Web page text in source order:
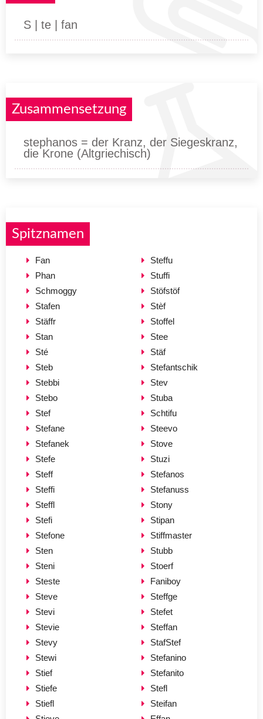
S | te | fan
Zusammensetzung
stephanos = der Kranz, der Siegeskranz,
die Krone (Altgriechisch)
Spitznamen
Fan
Phan
Schmoggy
Stafen
Stäffr
Stan
Sté
Steb
Stebbi
Stebo
Stef
Stefane
Stefanek
Stefe
Steff
Steffi
Steffl
Stefi
Stefone
Sten
Steni
Steste
Steve
Stevi
Stevie
Stevy
Stewi
Stief
Stiefe
Stiefl
Steffu
Stuffi
Stöfstöf
Stèf
Stoffel
Stee
Stäf
Stefantschik
Stev
Stuba
Schtifu
Steevo
Stove
Stuzi
Stefanos
Stefanuss
Stony
Stipan
Stiffmaster
Stubb
Stoerf
Faniboy
Steffge
Stefet
Steffan
StafStef
Stefanino
Stefanito
Stefl
Steifan